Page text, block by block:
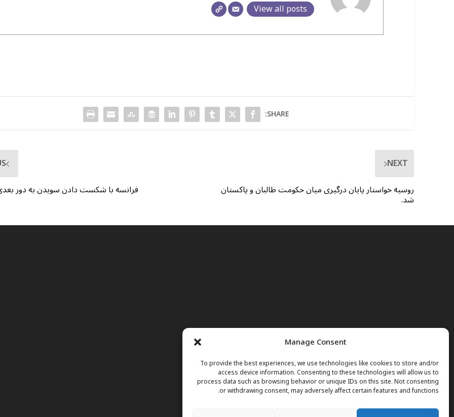
Manage Consent
To provide the best experiences, we use technologies like cookies to store and/or
access device information. Consenting to these technologies will allow us to
process data such as browsing behavior or unique IDs on this site. Not consenting
or withdrawing consent, may adversely affect certain features and functions.
View all posts
SHARE:
فرانسه با شکست دادن سویدن به دور
NEXT
روسیه خواستار پایان درگیری میان حکومت طالبان و پاکستان
شد.